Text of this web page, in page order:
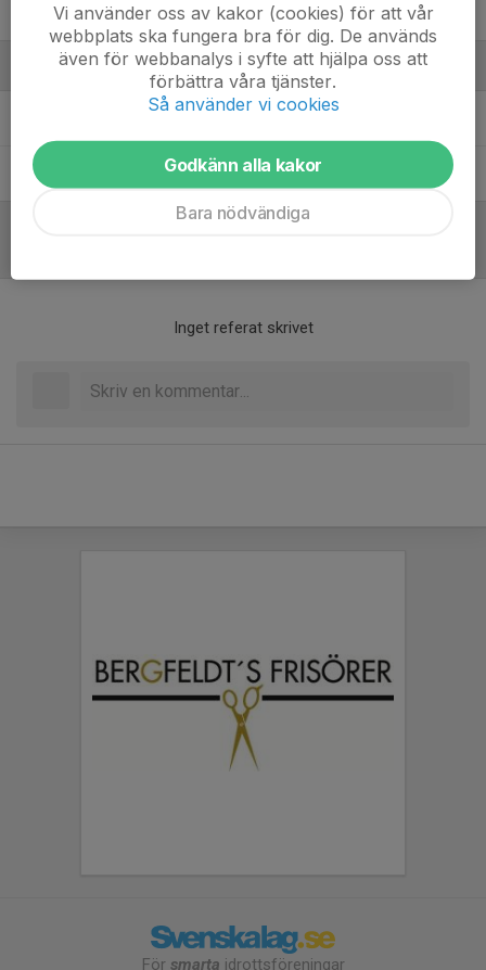
Vera Axelsson Rosén
Ledare
Kristoffer HenningssonTränare
Inget referat skrivet
För smarta idrottsföreningar
Vi använder oss av kakor (cookies) för att vår
webbplats ska fungera bra för dig. De används
även för webbanalys i syfte att hjälpa oss att
förbättra våra tjänster.
Så använder vi cookies
Godkänn alla kakor
Bara nödvändiga